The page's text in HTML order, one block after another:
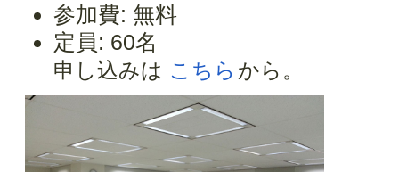
参加費: 無料
定員: 60名
申し込みは こちら から。